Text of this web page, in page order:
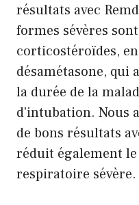
résultats avec
formes sévères
corticostéroïdes,
désamétasone, qui
la durée de la
d'intubation. Nous
de bons résultats
réduit également
respiratoire sévère.